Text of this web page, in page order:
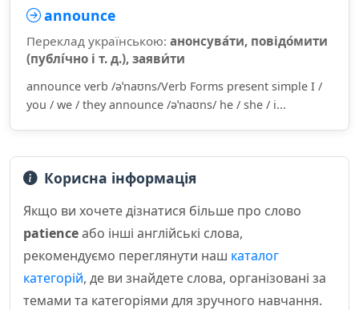
announce
Переклад українською: анонсува́ти, повідо́мити
(публі́чно і т. д.), заяви́ти
announce verb /əˈnaʊns/Verb Forms present simple I /
you / we / they announce /əˈnaʊns/ he / she / i...
Корисна інформація
Якщо ви хочете дізнатися більше про слово
patienceабо інші англійські слова,
рекомендуємо переглянути наш каталог
категорій, де ви знайдете слова, організовані за
темами та категоріями для зручного навчання.